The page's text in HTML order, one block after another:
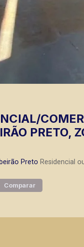
PRETO,
Preto Residencial
Comparar